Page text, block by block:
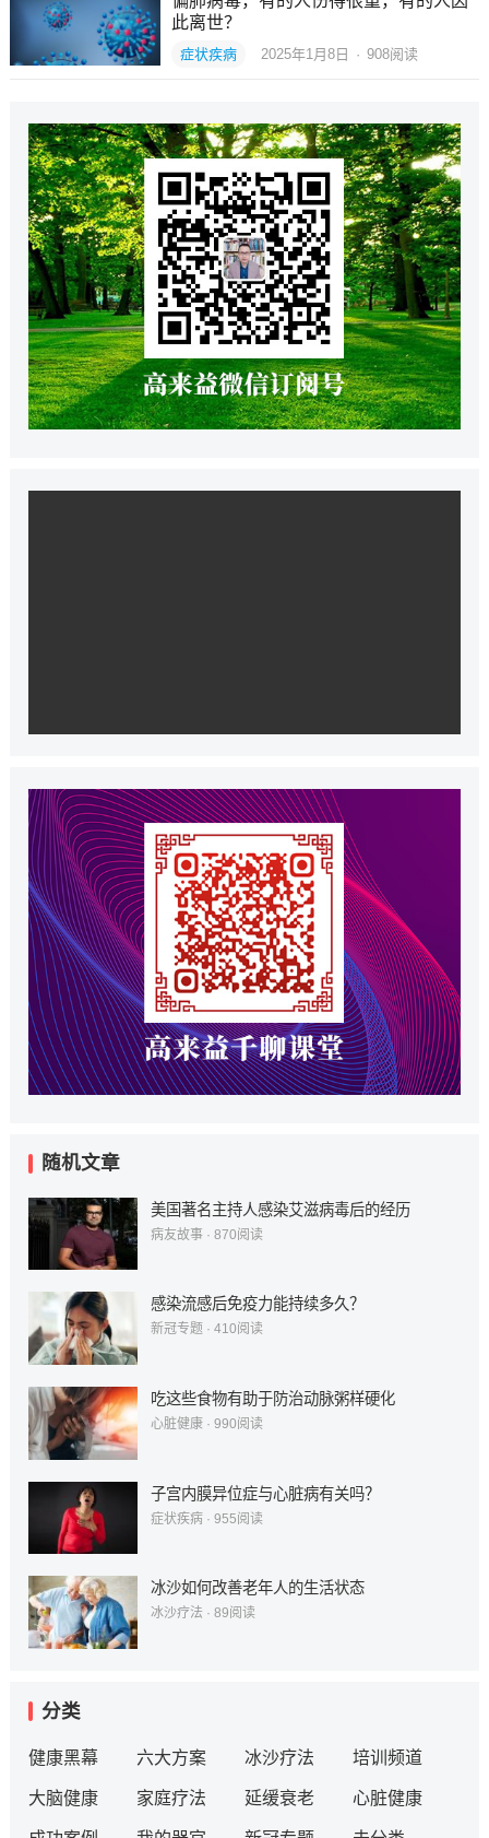
此离世？
症状疾病 2025年1月8日 · 908阅读
随机文章
美国著名主持人感染艾滋病毒后的经历
病友故事· 870阅读
感染流感后免疫力能持续多久？
新冠专题 · 410阅读
吃这些食物有助于防治动脉粥样硬化
心脏健康· 990阅读
子宫内膜异位症与心脏病有关吗？
症状疾病· 955阅读
冰沙如何改善老年人的生活状态
冰沙疗法 · 89阅读
分类
健康黑幕 六大方案 冰沙疗法 培训频道
大脑健康 家庭疗法 延缓衰老 心脏健康